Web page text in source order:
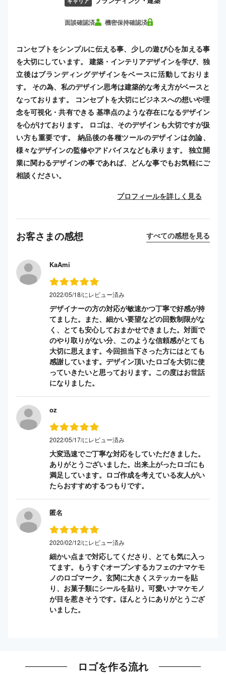
面談確認済 機密保持確認済
コンセプトをシンプルに伝える事、少しの遊び心を加える事
を大切にしています。 建築・インテリアデザインを学び、独
立後はブランディングデザインをベースに活動しておりま
す。 その為、私のデザイン思考は建築的な考え方がベースと
なっております。 コンセプトを大切にビジネスへの想いや理
念を可視化・共有できる 基準点のような存在になるデザイン
を心がけております。 ロゴは、そのデザインも大切ですが扱
い方も重要です。 納品後の各種ツールのデザインは勿論、
様々なデザインの監修やアドバイスなども承ります。 独立開
業に関わるデザインの事であれば、どんな事でもお気軽にご
相談ください。
プロフィールを詳しく見る
お客さまの感想 すべての感想を見る
KaAmi
2022/05/18/にレビュー済み
デザイナーの方の対応が敏速かつ丁寧で好感が持
てました。また、細かい要望などの回数制限がな
く、とても安心しておまかせできました。対面で
のやり取りがない分、このような信頼感がとても
大切に思えます。今回担当下さった方にはとても
感謝しています。デザイン頂いたロゴを大切に使
っていきたいと思っております。この度はお世話
になりました。
oz
2022/05/17/にレビュー済み
大変迅速でご丁寧な対応をしていただきました。
ありがとうございました。出来上がったロゴにも
満足しています。ロゴ作成を考えている友人がい
たらおすすめするつもりです。
匿名
2020/02/12/にレビュー済み
細かい点まで対応してくださり、とても気に入っ
てます。もうすぐオープンするカフェのナマケモ
ノのロゴマーク。玄関に大きくステッカーを貼
り、お菓子類にシールを貼り。可愛いナマケモノ
が目を惹きそうです。ほんとうにありがとうござ
いました。
ロゴを作る流れ